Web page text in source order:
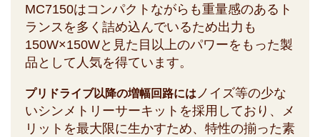
MC7150はコンパクトながらも重量感のあるト
ランスを多く詰め込んでいるため出力も
150W×150Wと見た目以上のパワーをもった製
品として人気を得ています。
プリドライブ以降の増幅回路には ノイズ等の少な
いシンメトリーサーキットを採用しており、メ
リットを最大限に生かすため、特性の揃った素